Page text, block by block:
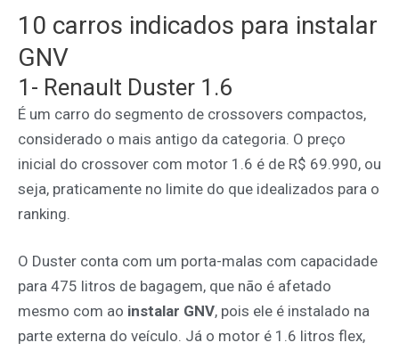
10 carros indicados para instalar
GNV
1- Renault Duster 1.6
É um carro do segmento de crossovers compactos,
considerado o mais antigo da categoria. O preço
inicial do crossover com motor 1.6 é de R$ 69.990, ou
seja, praticamente no limite do que idealizados para o
ranking.
O Duster conta com um porta-malas com capacidade
para 475 litros de bagagem, que não é afetado
mesmo com ao instalar GNV, pois ele é instalado na
parte externa do veículo. Já o motor é 1.6 litros flex,